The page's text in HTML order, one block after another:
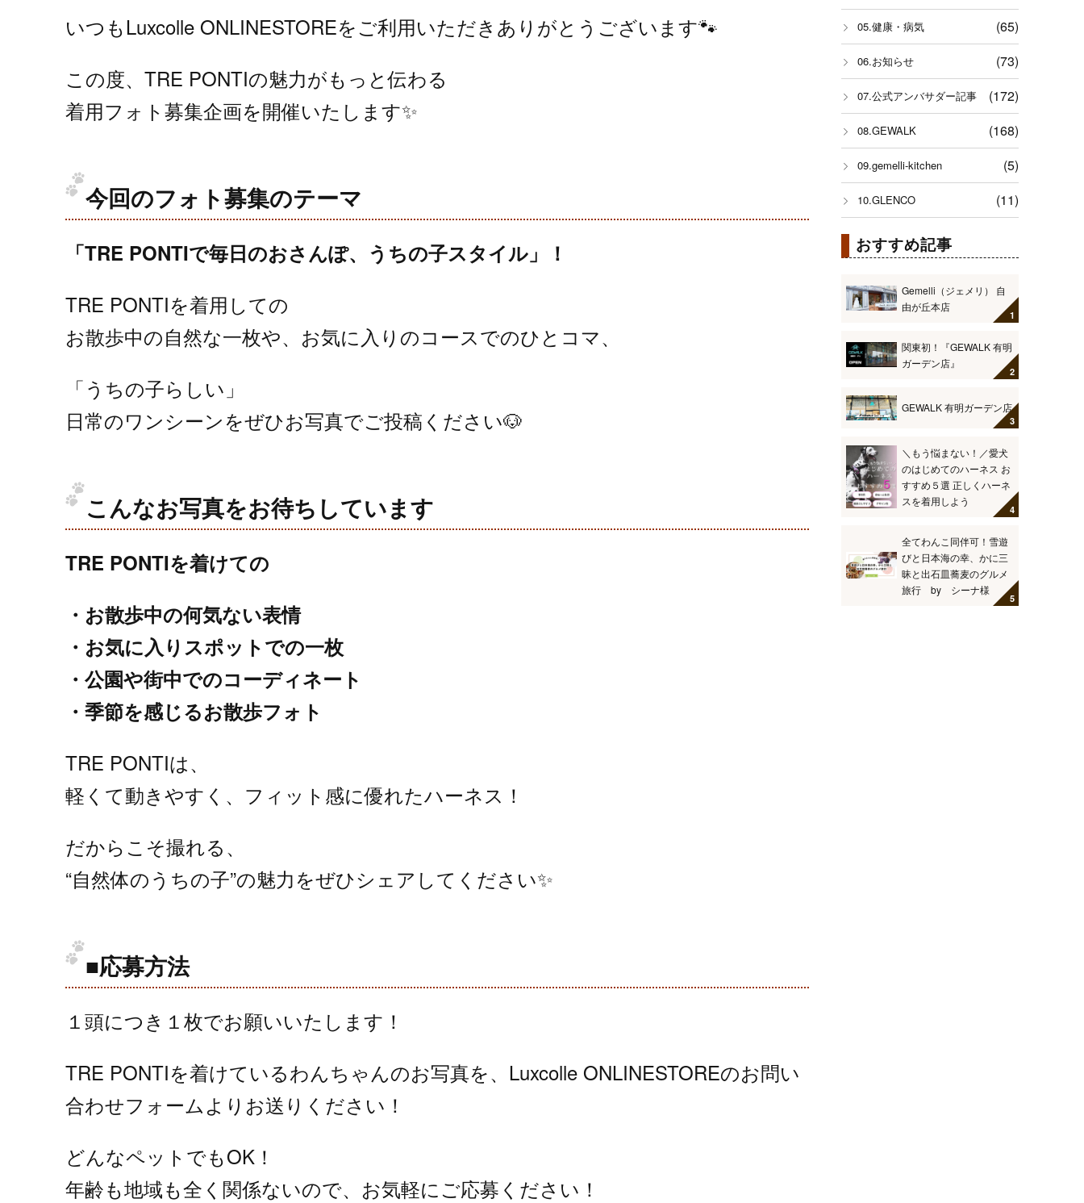
いつもLuxcolle ONLINESTOREをご利用いただきありがとうございます🐾
この度、TRE PONTIの魅力がもっと伝わる
着用フォト募集企画を開催いたします✨
今回のフォト募集のテーマ
「TRE PONTIで毎日のおさんぽ、うちの子スタイル」！
TRE PONTIを着用しての
お散歩中の自然な一枚や、お気に入りのコースでのひとコマ、
「うちの子らしい」
日常のワンシーンをぜひお写真でご投稿ください🐶
こんなお写真をお待ちしています
TRE PONTIを着けての
・お散歩中の何気ない表情
・お気に入りスポットでの一枚
・公園や街中でのコーディネート
・季節を感じるお散歩フォト
TRE PONTIは、
軽くて動きやすく、フィット感に優れたハーネス！
だからこそ撮れる、
“自然体のうちの子”の魅力をぜひシェアしてください✨
■応募方法
１頭につき１枚でお願いいたします！
TRE PONTIを着けているわんちゃんのお写真を、Luxcolle ONLINESTOREのお問い
合わせフォームよりお送りください！
どんなペットでもOK！
年齢も地域も全く関係ないので、お気軽にご応募ください！
05.健康・病気 (65)
06.お知らせ (73)
07.公式アンバサダー記事 (172)
08.GEWALK (168)
09.gemelli-kitchen (5)
10.GLENCO (11)
おすすめ記事
Gemelli（ジェメリ） 自
由が丘本店
関東初！『GEWALK 有明
ガーデン店』
GEWALK 有明ガーデン店
＼もう悩まない！／愛犬
のはじめてのハーネス お
すすめ５選 正しくハーネ
スを着用しよう
全てわんこ同伴可！雪遊
びと日本海の幸、かに三
昧と出石皿蕎麦のグルメ
旅行 by シーナ様